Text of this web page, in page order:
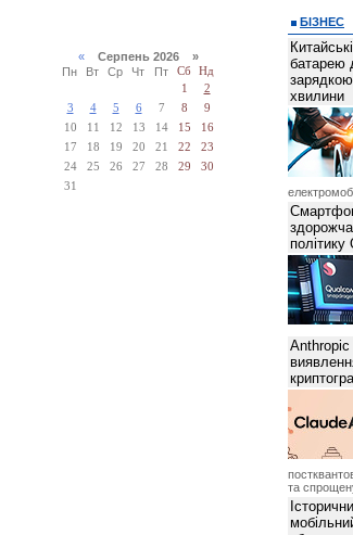
«Серпень 2026 »
Пн
Вт Ср Чт Пт Сб
Нд
1
2
3
4 5 6 7 8
9
10
11 12 13 14 15
16
17
18 19 20 21 22
23
24
25 26 27 28 29
30
31
БІЗНЕС
батарею
хвилини
Anthropic
та